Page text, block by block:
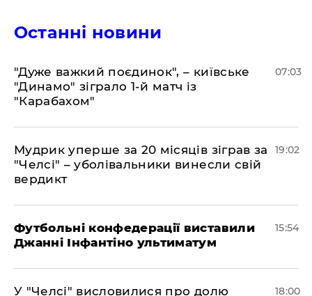
Останні новини
"Дуже важкий поєдинок", – київське
"Динамо" зіграло 1-й матч із
"Карабахом"
07:03
​Мудрик уперше за 20 місяців зіграв за
"Челсі" – уболівальники винесли свій
вердикт
19:02
Футбольні конфедерації виставили
Джанні Інфантіно ультиматум
15:54
У "Челсі" висловилися про долю 18:00